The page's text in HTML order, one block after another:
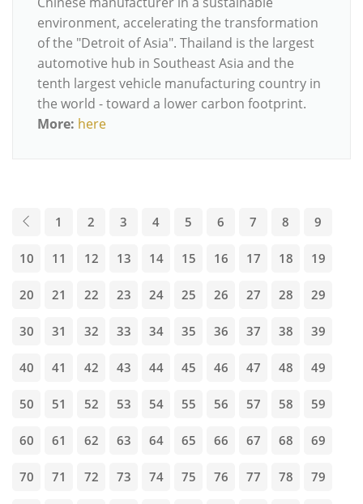
environment, accelerating the transformation
of the "Detroit of Asia". Thailand is the largest
automotive hub in Southeast Asia and the
tenth largest vehicle manufacturing country in
the world - toward a lower carbon footprint.
More: here
1 2 3 4 5 6 7 8 9
10 11 12 13 14 15 16 17 18 19
20 21 22 23 24 25 26 27 28 29
30 31 32 33 34 35 36 37 38 39
40 41 42 43 44 45 46 47 48 49
50 51 52 53 54 55 56 57 58 59
60 61 62 63 64 65 66 67 68 69
70 71 72 73 74 75 76 77 78 79